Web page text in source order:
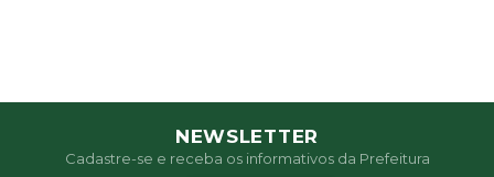
NEWSLETTER
Cadastre-se e receba os informativos da Prefeitura